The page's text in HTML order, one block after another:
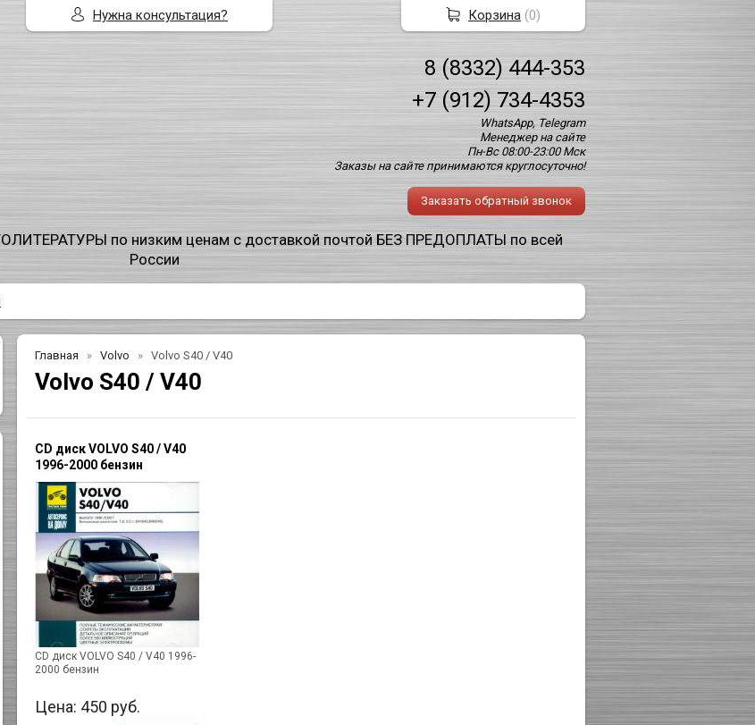
8 (8332) 444-353
+7 (912) 734-4353
WhatsApp, Telegram
Менеджер на сайте
Пн-Вс 08:00-23:00 Мск
Заказы на сайте принимаются круглосуточно!
Заказать обратный звонок
по низким ценам с доставкой почтой БЕЗ ПРЕДОПЛАТЫ по всей
России
Главная Volvo Volvo S40 / V40
Volvo S40 / V40
CD диск VOLVO S40 / V40
1996-2000 бензин
CD диск VOLVO S40 / V40 1996-
2000 бензин
Цена: 450 руб.
Нужна консультация? Корзина (0)